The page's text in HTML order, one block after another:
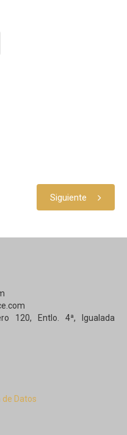
Siguiente
120, Entlo. 4ª, Igualada
de Datos